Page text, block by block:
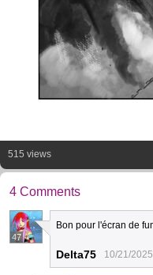
515 views
4 Comments
47
Bon pour l'écran de
Delta75 10/21/